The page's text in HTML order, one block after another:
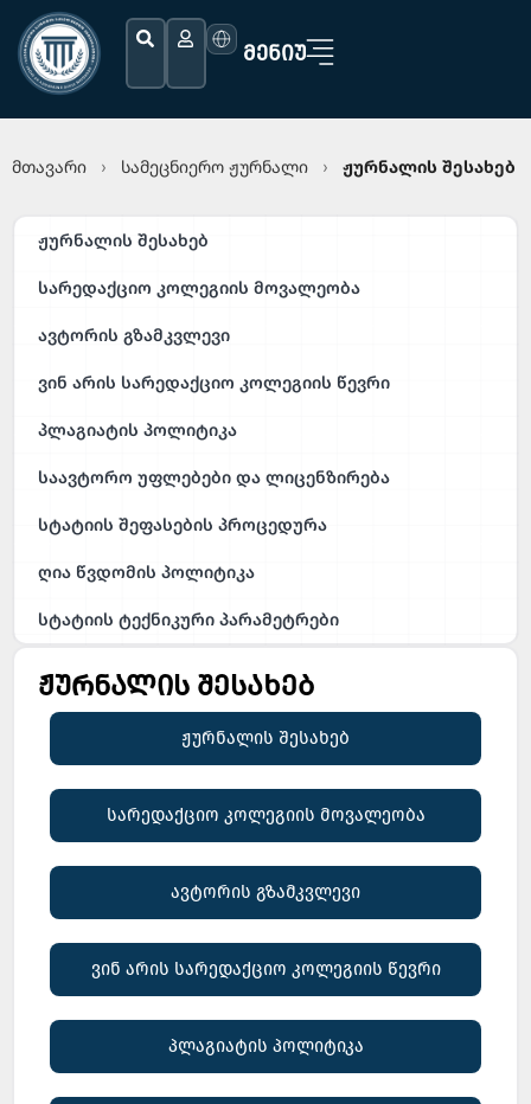
ᲛᲔᲜᲘᲣ
მთავარი › სამეცნიერო ჟურნალი › ჟურნალის შესახებ
ჟურნალის შესახებ
ჟურნალის შესახებ
სარედაქციო კოლეგიის მოვალეობა
ავტორის გზამკვლევი
ვინ არის სარედაქციო კოლეგიის წევრი
პლაგიატის პოლიტიკა
ჟურნალის შესახებ
სარედაქციო კოლეგიის მოვალეობა
ავტორის გზამკვლევი
ვინ არის სარედაქციო კოლეგიის წევრი
პლაგიატის პოლიტიკა
საავტორო უფლებები და ლიცენზირება
სტატიის შეფასების პროცედურა
ღია წვდომის პოლიტიკა
სტატიის ტექნიკური პარამეტრები